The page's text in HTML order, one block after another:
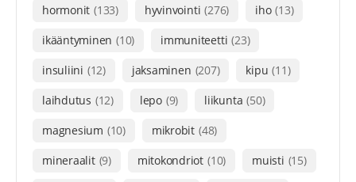
hormonit (133) hyvinvointi (276) iho (13)
ikääntyminen (10) immuniteetti (23)
insuliini (12) jaksaminen (207) kipu (11)
laihdutus (12) lepo (9) liikunta (50)
magnesium (10) mikrobit (48)
mineraalit (9) mitokondriot (10) muisti (15)